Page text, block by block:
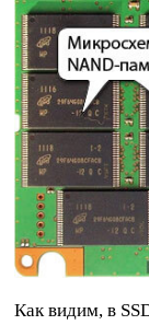
Как видим, в